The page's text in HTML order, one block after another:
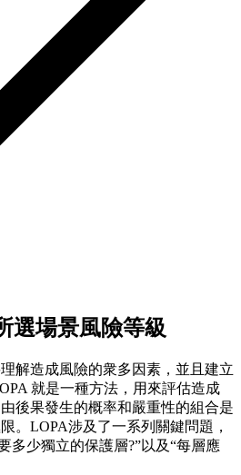
選場景風險等級
解造成風險的衆多因素，並且建立
就是一種方法，用來評估造成
後果發生的概率和嚴重性的組合是
。LOPA涉及了一系列關鍵問題，
多少獨立的保護層?”以及“每層應